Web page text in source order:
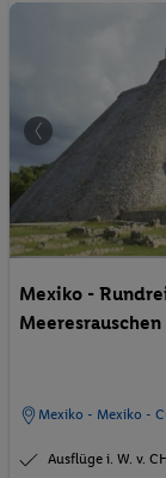
Mexiko -
Mexiko - Mexiko -
Ausflüge i. W. v.